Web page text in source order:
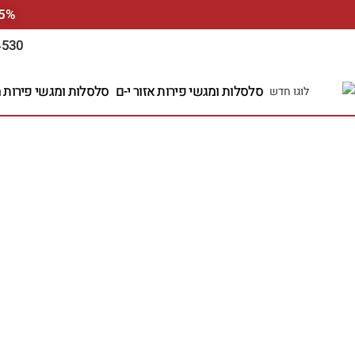
5% הנחה למזמינים ע"י האתר אונליין, הזינו קוד
סלסלות ומגשי פירות אזור י-ם סלסלות ומגשי